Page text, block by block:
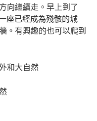
向繼續走。早上到了
座已經成為殘骸的城
。有興趣的也可以爬到